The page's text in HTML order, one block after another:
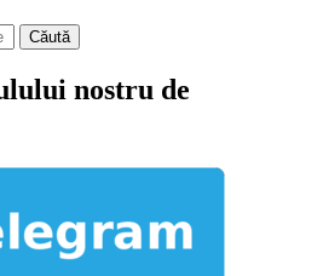
Căută
nostru de